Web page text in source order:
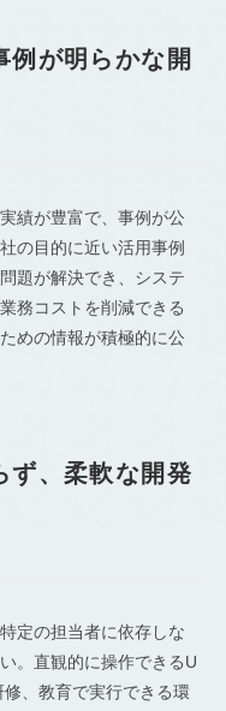
例が明らかな開
績が豊富で、事例が公
の目的に近い活用事例
題が解決でき、システ
務コストを削減できる
めの情報が積極的に公
ず、柔軟な開発
定の担当者に依存しな
。直観的に操作できるU
、教育で実行できる環